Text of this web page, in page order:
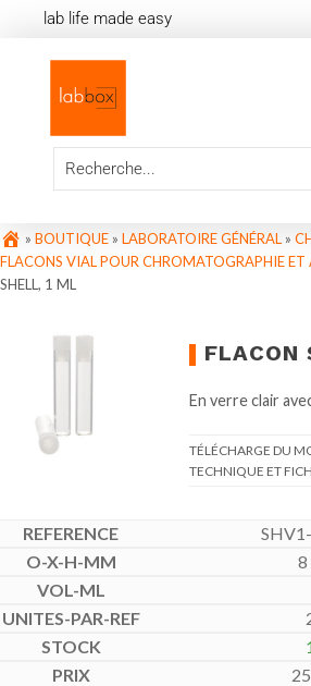
lab life made easy
» BOUTIQUE » LABORATOIRE GÉNÉRAL »
FLACONS VIAL POUR CHROMATOGRAPHIE ET
SHELL, 1 ML
FLACON
En verre clair
TÉLÉCHARGE DU
TECHNIQUE ET
8